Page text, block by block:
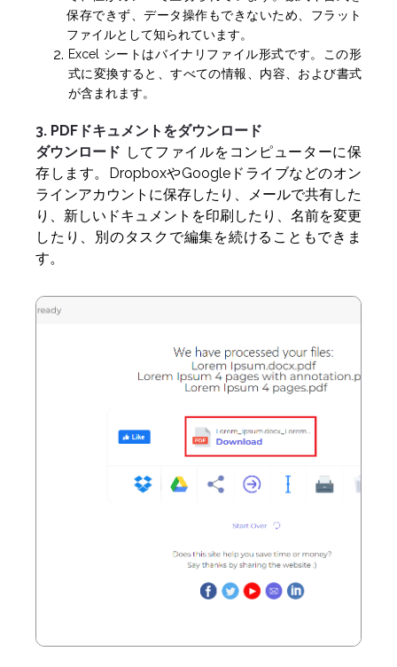
保存できず、データ操作もできないため、フラット
ファイルとして知られています。
Excel シートはバイナリファイル形式です。この形
式に変換すると、すべての情報、内容、および書式
が含まれます。
3. PDFドキュメントをダウンロード
ダウンロード してファイルをコンピューターに保
存します。DropboxやGoogleドライブなどのオン
ラインアカウントに保存したり、メールで共有した
り、新しいドキュメントを印刷したり、名前を変更
したり、別のタスクで編集を続けることもできま
す。